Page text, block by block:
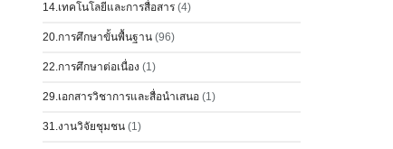
14.เทคโนโลยีและการสื่อสาร (4)
20.การศึกษาขั้นพื้นฐาน (96)
22.การศึกษาต่อเนื่อง (1)
29.เอกสารวิชาการและสื่อนำเสนอ (1)
31.งานวิจัยชุมชน (1)